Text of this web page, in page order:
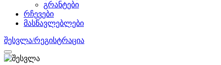
გრანტები
რჩევები
მასწავლებლები
შესვლა/რეგისტრაცია